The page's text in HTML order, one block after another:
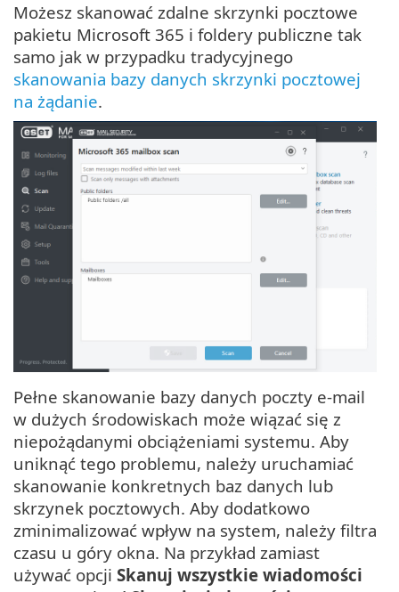
Możesz skanować zdalne skrzynki pocztowe
pakietu Microsoft 365 i foldery publiczne tak
samo jak w przypadku tradycyjnego
skanowania bazy danych skrzynki pocztowej
na żądanie.
Pełne skanowanie bazy danych poczty e-mail
w dużych środowiskach może wiązać się z
niepożądanymi obciążeniami systemu. Aby
uniknąć tego problemu, należy uruchamiać
skanowanie konkretnych baz danych lub
skrzynek pocztowych. Aby dodatkowo
zminimalizować wpływ na system, należy filtra
czasu u góry okna. Na przykład zamiast
używać opcji Skanuj wszystkie wiadomości